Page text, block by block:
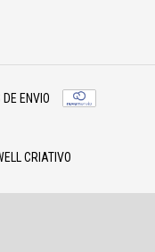
DE ENVIO
CRIATIVO